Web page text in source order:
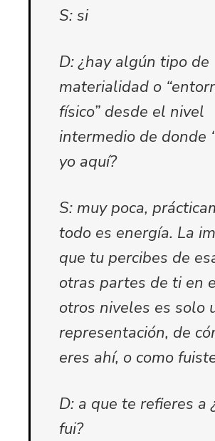
S: si
D: ¿hay algún tipo de
materialidad o
físico” desde el nivel
intermedio de donde
yo aquí?
S: muy poca,
todo es energía. La
que tu percibes de
otras partes de ti en
otros niveles es solo
representación, de
eres ahí, o como
D: a que te refieres a
fui?